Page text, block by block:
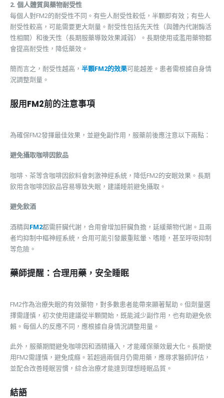
2. 個人體質與藥物耐受性
每個人對FM2的耐受性不同。有些人耐受性較低，半顆即有效；有些人
耐受性較高，可能需要更大劑量。耐受性包括先天性（與體內代謝酶活
性相關）和後天性（長期服藥導致效果減弱）。長期使用或濫用藥物都
會提高耐受性，降低藥效。
簡而言之，耐受性越高， 半顆FM2的效果可能越差。患者需根據自身情
況調整劑量。
服用FM2前的注意事項
為確保FM2發揮最佳效果，並避免副作用，服藥前後應注意以下兩點：
避免攝取咖啡因飲品
咖啡、茶等含咖啡因飲料會刺激神經系統，降低FM2的安眠效果。長期
飲用含咖啡因飲品容易導致失眠，建議睡前避免攝取。
避免飲酒
酒精與FM2都需肝臟代謝，合用會增加肝臟負擔，延緩藥物代謝。且兩
者均抑制中樞神經系統，合用可能引發嚴重眩暈、嗜睡，甚至呼吸抑制
等危險。
藥師提醒：合理用藥，安全睡眠
FM2作為治療失眠的有效藥物，對多數患者能帶來顯著幫助。但劑量選
擇需謹慎，初次使用建議從半顆開始，既能減少副作用，也有助避免依
賴。每個人的反應不同，應根據自身情況調整用量。
此外，服藥期間避免咖啡因和酒精攝入，才能確保藥效最大化。長期使
用FM2需謹慎，避免成癮。若超過兩個月仍需用藥，應尋求醫師評估，
並配合改善睡眠習慣，綜合治療才能達到理想睡眠品質。
結語